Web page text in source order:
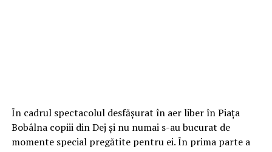
În cadrul spectacolul desfășurat în aer liber în Piața
Bobâlna copiii din Dej și nu numai s-au bucurat de
momente special pregătite pentru ei. În prima parte a